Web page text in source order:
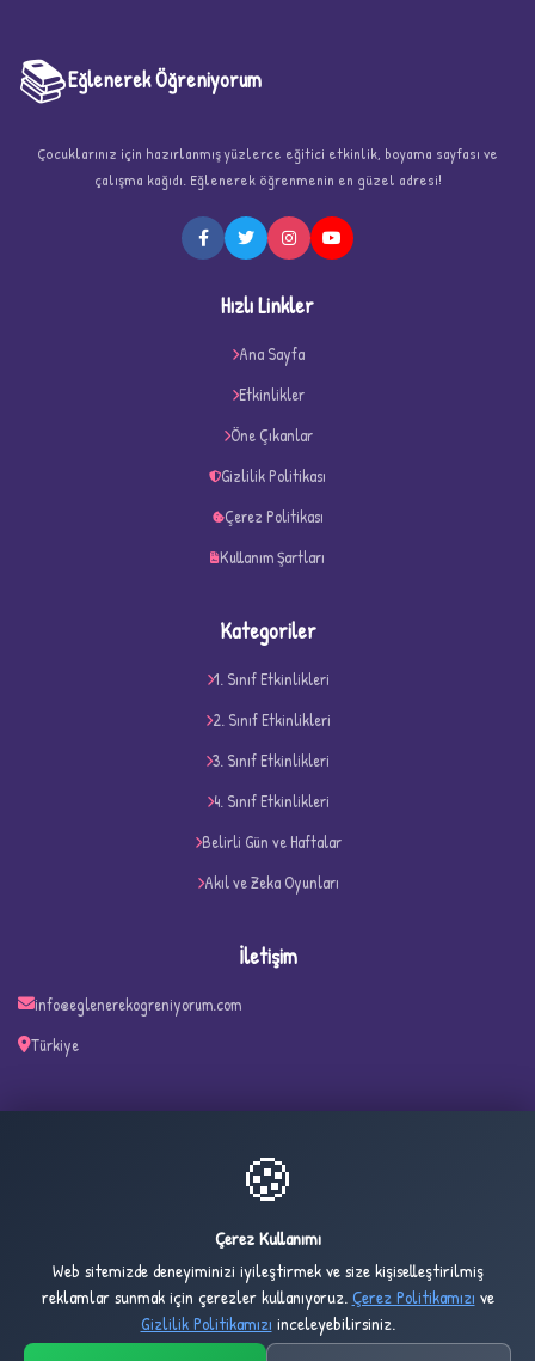
★
📚Eğlenerek Öğreniyorum
Çocuklarınız için hazırlanmış yüzlerce eğitici etkinlik, boyama sayfası ve
çalışma kağıdı. Eğlenerek öğrenmenin en güzel adresi!
Hızlı Linkler
Ana Sayfa
Etkinlikler
Öne Çıkanlar
Gizlilik Politikası
Çerez Politikası
Kullanım Şartları
Kategoriler
1. Sınıf Etkinlikleri
2. Sınıf Etkinlikleri
3. Sınıf Etkinlikleri
4. Sınıf Etkinlikleri
Belirli Gün ve Haftalar
Akıl ve Zeka Oyunları
İletişim
info@eglenerekogreniyorum.com
Türkiye
2,734
DÜN
1,023,211
TOPLAM
🍪
Çerez Kullanımı
Web sitemizde deneyiminizi iyileştirmek ve size kişiselleştirilmiş
reklamlar sunmak için çerezler kullanıyoruz.Çerez Politikamızı ve
Gizlilik Politikamızı inceleyebilirsiniz.